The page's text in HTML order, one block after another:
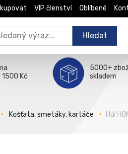
VIP členství Oblíbené
Hledat
1500 Kč
5000+
skladem
Košťata, smetáky, kartáče Hůl